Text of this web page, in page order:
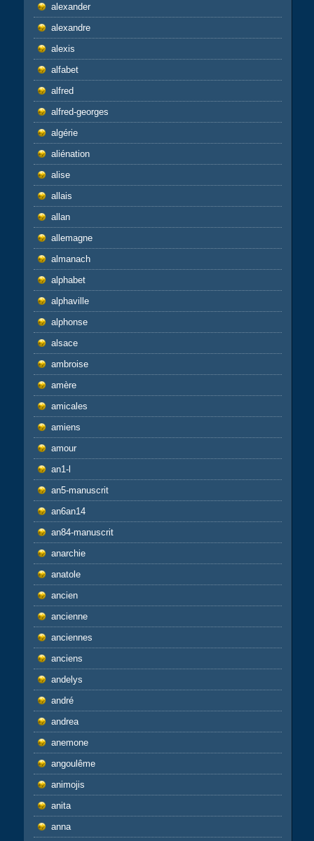
alexander
alexandre
alexis
alfabet
alfred
alfred-georges
algérie
aliénation
alise
allais
allan
allemagne
almanach
alphabet
alphaville
alphonse
alsace
ambroise
amère
amicales
amiens
amour
an1-l
an5-manuscrit
an6an14
an84-manuscrit
anarchie
anatole
ancien
ancienne
anciennes
anciens
andelys
andré
andrea
anemone
angoulême
animojis
anita
anna